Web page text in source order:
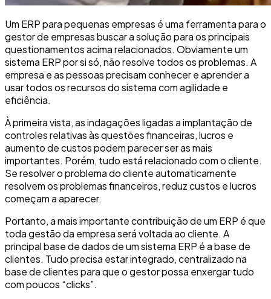
Um ERP para pequenas empresas é uma ferramenta para o
gestor de empresas buscar a solução para os principais
questionamentos acima relacionados. Obviamente um
sistema ERP por si só, não resolve todos os problemas. A
empresa e as pessoas precisam conhecer e aprender a
usar todos os recursos do sistema com agilidade e
eficiência.
À primeira vista, as indagações ligadas a implantação de
controles relativas às questões financeiras, lucros e
aumento de custos podem parecer ser as mais
importantes. Porém, tudo está relacionado com o cliente.
Se resolver o problema do cliente automaticamente
resolvem os problemas financeiros, reduz custos e lucros
começam a aparecer.
Portanto, a mais importante contribuição de um ERP é que
toda gestão da empresa será voltada ao cliente. A
principal base de dados de um sistema ERP é a base de
clientes. Tudo precisa estar integrado, centralizado na
base de clientes para que o gestor possa enxergar tudo
com poucos “clicks”.